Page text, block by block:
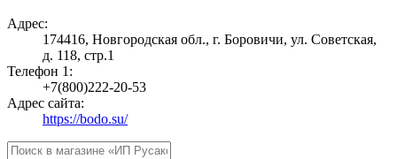
Адрес:
174416, Новгородская обл., г. Боровичи, ул. Советская,
д. 118, стр.1
Телефон 1:
+7(800)222-20-53
Адрес сайта:
https://bodo.su/